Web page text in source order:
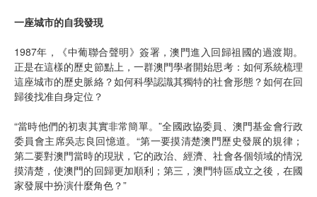
一座城市的自我發現
1987年，《中葡聯合聲明》簽署，澳門進入回歸祖國的過渡期。
正是在這樣的歷史節點上，一群澳門學者開始思考：如何系統梳理
這座城市的歷史脈絡？如何科學認識其獨特的社會形態？如何在回
歸後找准自身定位？
“當時他們的初衷其實非常簡單。”全國政協委員、澳門基金會行政
委員會主席吳志良回憶道。“第一要摸清楚澳門歷史發展的規律；
第二要對澳門當時的現狀，它的政治、經濟、社會各個領域的情況
摸清楚，使澳門的回歸更加順利；第三，澳門特區成立之後，在國
家發展中扮演什麼角色？”